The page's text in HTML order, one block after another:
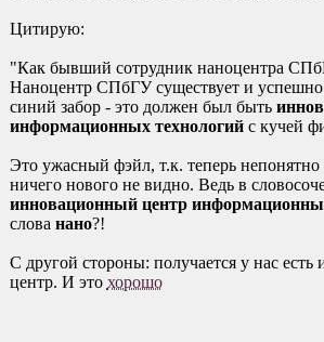
Цитирую:
"Как бывший сотрудник наноцентра
Наноцентр СПбГУ существует и успешно
синий забор - это должен был быть
информационных технологийс кучей
Это ужасный фэйл, т.к. теперь непонятно
ничего нового не видно. Ведь в
инновационный центр
слова нано?!
С другой стороны: получается у нас есть
центр. И это хорошо